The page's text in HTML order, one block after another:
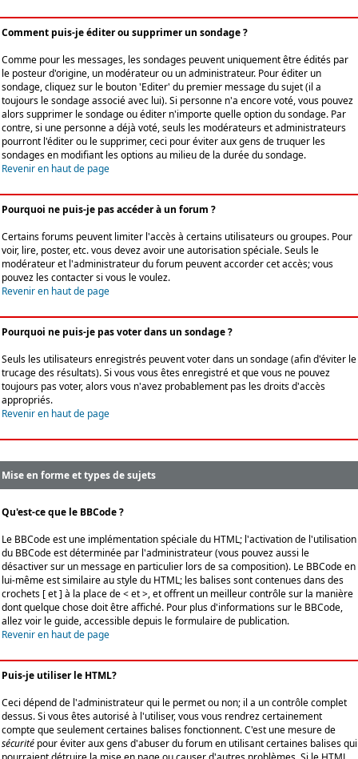
Comment puis-je éditer ou supprimer un sondage ?
Comme pour les messages, les sondages peuvent uniquement être édités par
le posteur d'origine, un modérateur ou un administrateur. Pour éditer un
sondage, cliquez sur le bouton 'Editer' du premier message du sujet (il a
toujours le sondage associé avec lui). Si personne n'a encore voté, vous pouvez
alors supprimer le sondage ou éditer n'importe quelle option du sondage. Par
contre, si une personne a déjà voté, seuls les modérateurs et administrateurs
pourront l'éditer ou le supprimer, ceci pour éviter aux gens de truquer les
sondages en modifiant les options au milieu de la durée du sondage.
Revenir en haut de page
Pourquoi ne puis-je pas accéder à un forum ?
Certains forums peuvent limiter l'accès à certains utilisateurs ou groupes. Pour
voir, lire, poster, etc. vous devez avoir une autorisation spéciale. Seuls le
modérateur et l'administrateur du forum peuvent accorder cet accès; vous
pouvez les contacter si vous le voulez.
Revenir en haut de page
Pourquoi ne puis-je pas voter dans un sondage ?
Seuls les utilisateurs enregistrés peuvent voter dans un sondage (afin d'éviter le
trucage des résultats). Si vous vous êtes enregistré et que vous ne pouvez
toujours pas voter, alors vous n'avez probablement pas les droits d'accès
appropriés.
Revenir en haut de page
Mise en forme et types de sujets
Qu'est-ce que le BBCode ?
Le BBCode est une implémentation spéciale du HTML; l'activation de l'utilisation
du BBCode est déterminée par l'administrateur (vous pouvez aussi le
désactiver sur un message en particulier lors de sa composition). Le BBCode en
lui-même est similaire au style du HTML; les balises sont contenues dans des
crochets [ et ] à la place de < et >, et offrent un meilleur contrôle sur la manière
dont quelque chose doit être affiché. Pour plus d'informations sur le BBCode,
allez voir le guide, accessible depuis le formulaire de publication.
Revenir en haut de page
Puis-je utiliser le HTML?
Ceci dépend de l'administrateur qui le permet ou non; il a un contrôle complet
dessus. Si vous êtes autorisé à l'utiliser, vous vous rendrez certainement
compte que seulement certaines balises fonctionnent. C'est une mesure de
sécurité pour éviter aux gens d'abuser du forum en utilisant certaines balises qui